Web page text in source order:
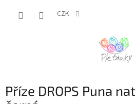
CZK
Příze DROPS Puna